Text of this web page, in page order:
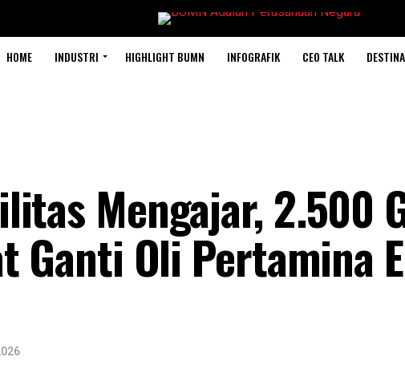
HOME INDUSTRI HIGHLIGHT BUMN INFOGRAFIK CEO TALK
Mengajar, 2.500
Ganti Oli Pertamina